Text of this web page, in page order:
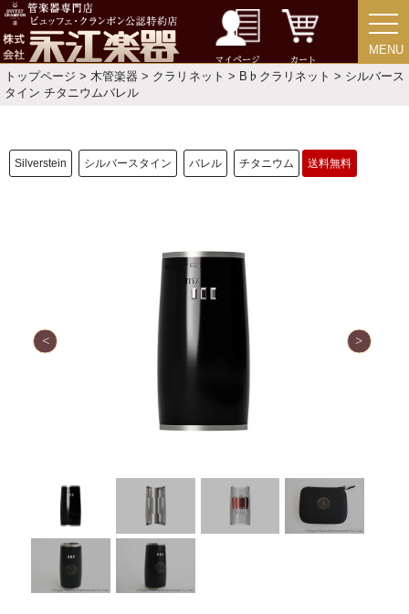
マイページ カート
MENU
MENU
トップページ >木管楽器 > クラリネット > B♭クラリネット > シルバース
タイン チタニウムバレル
Silverstein シルバースタイン バレル チタニウム 送料無料